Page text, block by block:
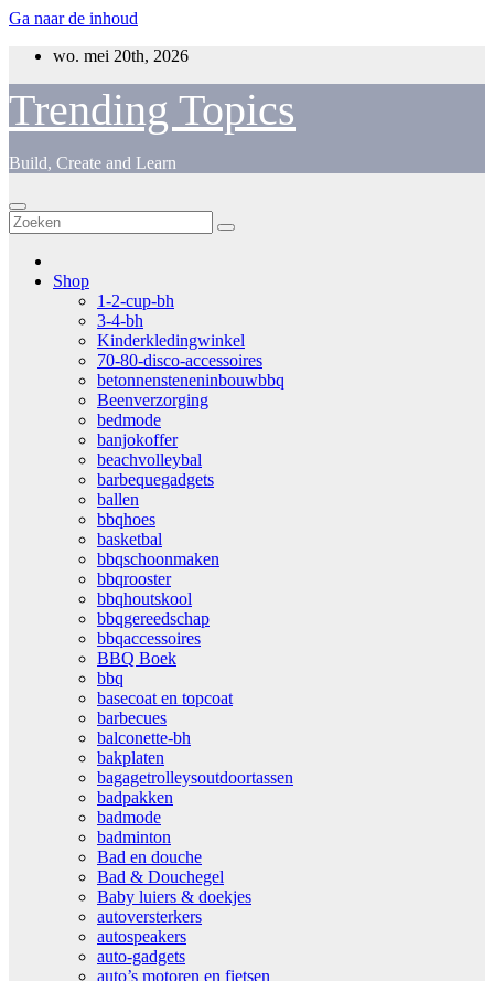
Ga naar de inhoud
wo. mei 20th, 2026
Trending Topics
Build, Create and Learn
Shop
1-2-cup-bh
3-4-bh
Kinderkledingwinkel
70-80-disco-accessoires
betonnensteneninbouwbbq
Beenverzorging
bedmode
banjokoffer
beachvolleybal
barbequegadgets
ballen
bbqhoes
basketbal
bbqschoonmaken
bbqrooster
bbqhoutskool
bbqgereedschap
bbqaccessoires
BBQ Boek
bbq
basecoat en topcoat
barbecues
balconette-bh
bakplaten
bagagetrolleysoutdoortassen
badpakken
badmode
badminton
Bad en douche
Bad & Douchegel
Baby luiers & doekjes
autoversterkers
autospeakers
auto-gadgets
auto’s motoren en fietsen